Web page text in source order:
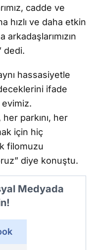
cadde ve
hızlı ve daha etkin
arkadaşlarımızın
dedi.
hassasiyetle
ifade
evimiz.
her parkını, her
için hiç
filomuzu
diye konuştu.
Medyada